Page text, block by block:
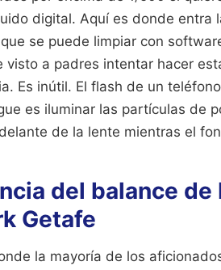
digital. Aquí es donde entra
se puede limpiar con
visto a padres intentar hacer
Es inútil. El flash de un
es iluminar las partículas de
de la lente mientras el
del balance de
Getafe
la mayoría de los